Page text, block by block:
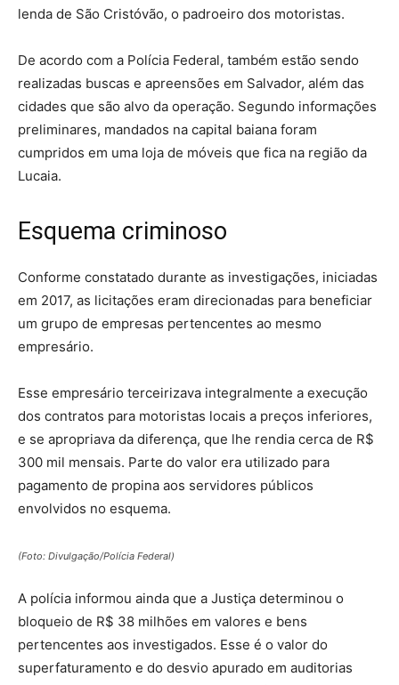
lenda de São Cristóvão, o padroeiro dos motoristas.
De acordo com a Polícia Federal, também estão sendo
realizadas buscas e apreensões em Salvador, além das
cidades que são alvo da operação. Segundo informações
preliminares, mandados na capital baiana foram
cumpridos em uma loja de móveis que fica na região da
Lucaia.
Esquema criminoso
Conforme constatado durante as investigações, iniciadas
em 2017, as licitações eram direcionadas para beneficiar
um grupo de empresas pertencentes ao mesmo
empresário.
Esse empresário terceirizava integralmente a execução
dos contratos para motoristas locais a preços inferiores,
e se apropriava da diferença, que lhe rendia cerca de R$
300 mil mensais. Parte do valor era utilizado para
pagamento de propina aos servidores públicos
envolvidos no esquema.
(Foto: Divulgação/Polícia Federal)
A polícia informou ainda que a Justiça determinou o
bloqueio de R$ 38 milhões em valores e bens
pertencentes aos investigados. Esse é o valor do
superfaturamento e do desvio apurado em auditorias